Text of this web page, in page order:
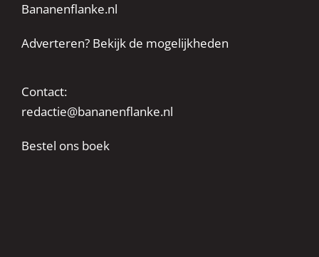
Bananenflanke.nl
Adverteren? Bekijk de mogelijkheden
Contact:
redactie@bananenflanke.nl
Bestel ons boek